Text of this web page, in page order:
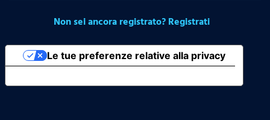
Non sei ancora registrato? Registrati
Le tue preferenze relative alla privacy